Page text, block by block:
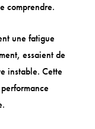
comprendre.
une fatigue
essaient de
instable. Cette